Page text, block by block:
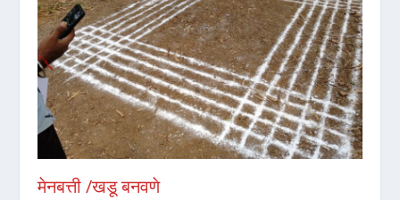
मेनबत्ती /खडू बनवणे